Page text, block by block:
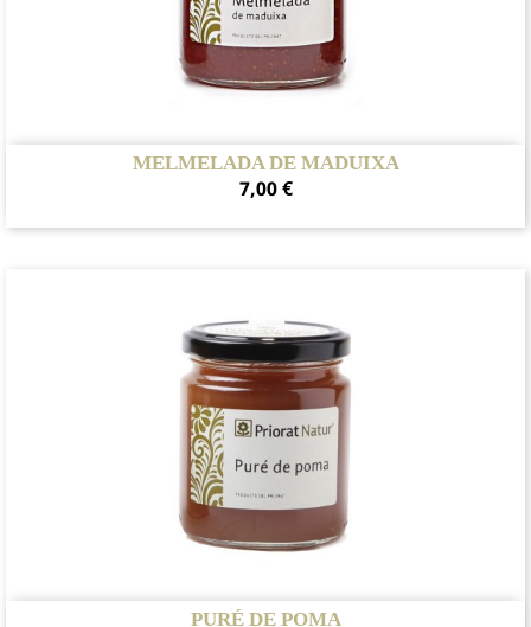
MELMELADA DE MADUIXA
Preu
7,00 €
PURÉ DE POMA